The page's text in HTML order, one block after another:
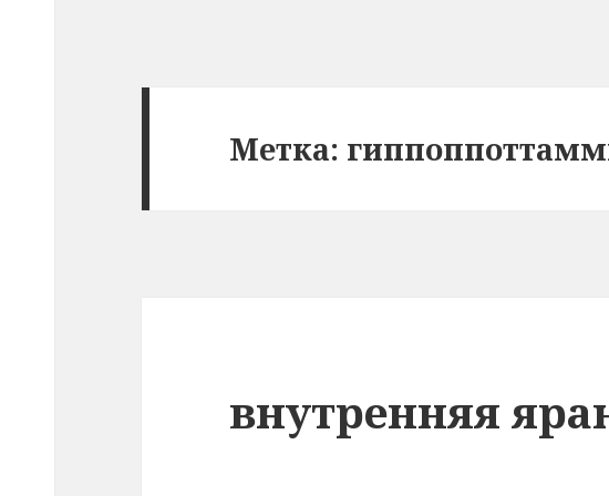
Метка:
внутренняя